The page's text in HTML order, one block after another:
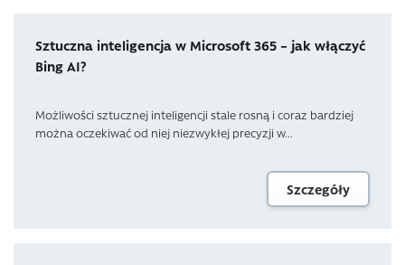
Sztuczna inteligencja w Microsoft 365 – jak włączyć
Bing AI?
Możliwości sztucznej inteligencji stale rosną i coraz bardziej
można oczekiwać od niej niezwykłej precyzji w...
Szczegóły